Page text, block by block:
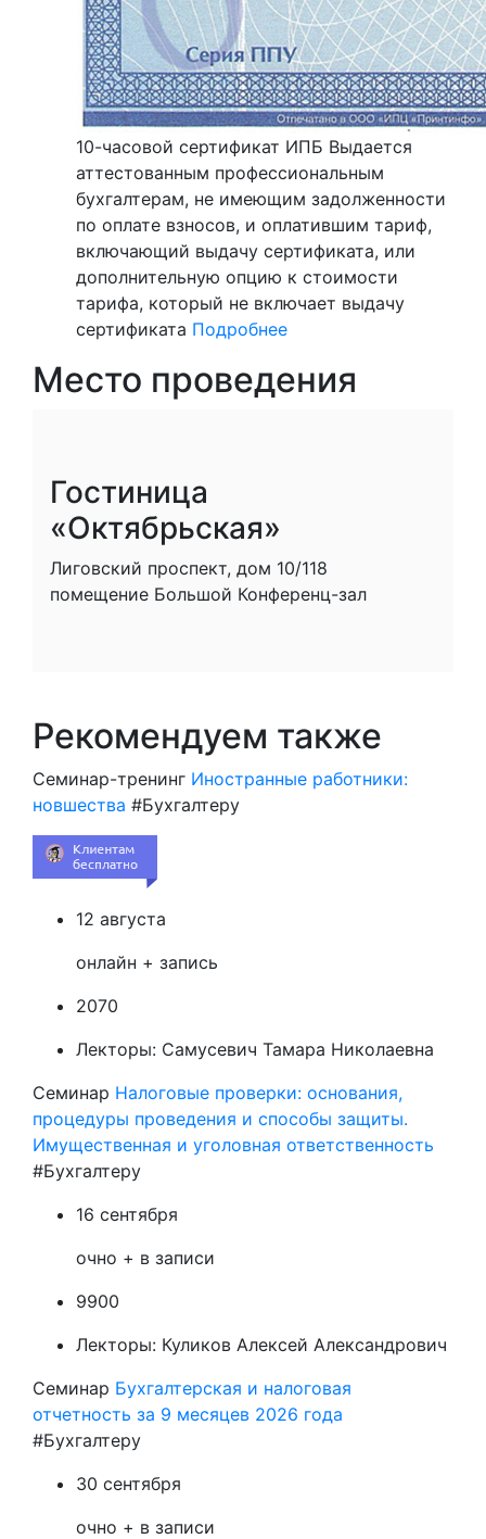
10-часовой сертификат ИПБ Выдается
аттестованным профессиональным
бухгалтерам, не имеющим задолженности
по оплате взносов, и оплатившим тариф,
включающий выдачу сертификата, или
дополнительную опцию к стоимости
тарифа, который не включает выдачу
сертификата Подробнее
Место проведения
Гостиница
«Октябрьская»
Лиговский проспект, дом 10/118
помещение Большой Конференц-зал
Рекомендуем также
Семинар-тренинг Иностранные работники:
новшества #Бухгалтеру
12 августа
онлайн + запись
2070
Лекторы: Самусевич Тамара Николаевна
Семинар Налоговые проверки: основания,
процедуры проведения и способы защиты.
Имущественная и уголовная ответственность
#Бухгалтеру
16 сентября
очно + в записи
9900
Лекторы: Куликов Алексей Александрович
Семинар Бухгалтерская и налоговая
отчетность за 9 месяцев 2026 года
#Бухгалтеру
30 сентября
очно + в записи